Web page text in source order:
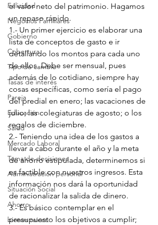
Felicidad
Negocios Familiares
Gobierno
Cobertura
Tipo de cambio
Tasas de interés
Pareja
Educación
Salud
Mercado Laboral
Toma de decisiones
Administración personal
Situación Social
Ahorro
bienes raíces
el valor neto del patrimonio. Hagamos
un repaso rápido.
1.- Un primer ejercicio es elaborar una
lista de conceptos de gasto e ir
detallando los montos para cada uno
de ellos. Debe ser mensual, pues
además de lo cotidiano, siempre hay
cosas específicas, como sería el pago
del predial en enero; las vacaciones de
julio; las colegiaturas de agosto; o los
regalos de diciembre.
2.- Teniendo una idea de los gastos a
llevar a cabo durante el año y la meta
de ahorro estipulada, determinemos si
es factible con nuestros ingresos. Esta
información nos dará la oportunidad
de racionalizar la salida de dinero.
3.- Es básico contemplar en el
presupuesto los objetivos a cumplir;